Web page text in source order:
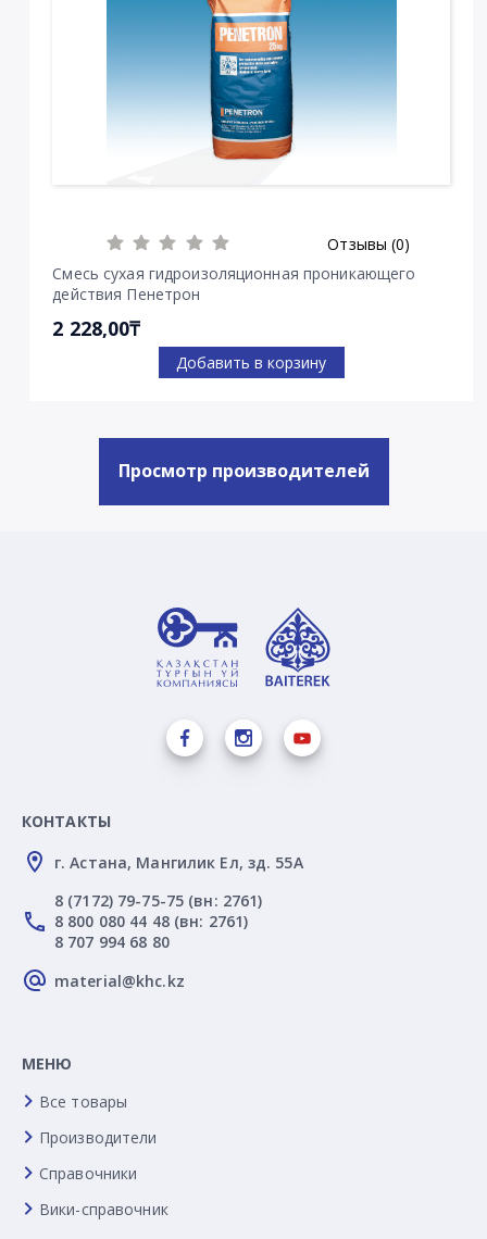
Отзывы (0)
Смесь сухая гидроизоляционная проникающего
действия Пенетрон
2 228,00₸
Добавить в корзину
Просмотр производителей
КОНТАКТЫ
г. Астана, Мангилик Ел, зд. 55А
8 (7172) 79-75-75 (вн: 2761)
8 800 080 44 48 (вн: 2761)
8 707 994 68 80
material@khc.kz
МЕНЮ
Все товары
Производители
Справочники
Вики-справочник